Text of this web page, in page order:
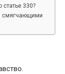
330?
смягчающими